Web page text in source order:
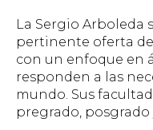
La Sergio Arboleda
pertinente oferta
con un enfoque en
responden a las
mundo. Sus
pregrado,